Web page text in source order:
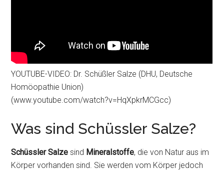
YOUTUBE-VIDEO: Dr. Schüßler Salze (DHU, Deutsche
Homöopathie Union)
(www.youtube.com/watch?v=HqXpkrMCGcc)
Was sind Schüssler Salze?
Schüssler Salze sind Mineralstoffe, die von Natur aus im
Körper vorhanden sind. Sie werden vom Körper jedoch